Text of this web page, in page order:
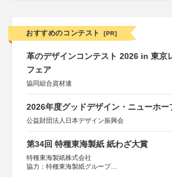
おすすめのコンテスト [PR]
革のデザインコンテスト 2026 in 東京
フェア
協同組合資材連
2026年度グッドデザイン・ニューホー
公益財団法人日本デザイン振興会
第34回 特種東海製紙 紙わざ大賞
特種東海製紙株式会社
協力：特種東海製紙グループ